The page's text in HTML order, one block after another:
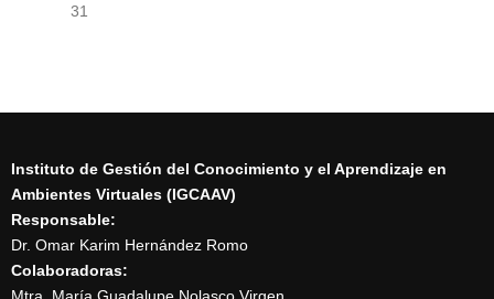
31
Instituto de Gestión del Conocimiento y el Aprendizaje en
Ambientes Virtuales (IGCAAV)
Responsable:
Dr. Omar Karim Hernández Romo
Colaboradoras: